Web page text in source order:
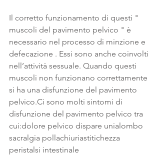
Il corretto funzionamento di questi "
muscoli del pavimento pelvico " è
necessario nel processo di minzione e
defecazione . Essi sono anche coinvolti
nell’attività sessuale. Quando questi
muscoli non funzionano correttamente
si ha una disfunzione del pavimento
pelvico.Ci sono molti sintomi di
disfunzione del pavimento pelvico tra
cui:dolore pelvico dispare unialombo
sacralgia pollachiuriastitichezza
peristalsi intestinale